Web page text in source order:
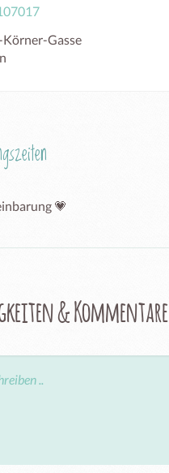
Gasse
💗
& Kommentare